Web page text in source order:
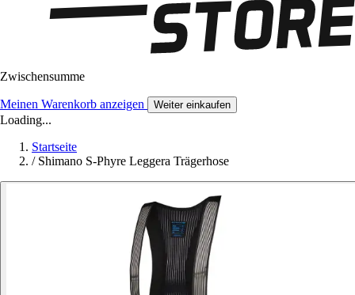
Zwischensumme
Meinen Warenkorb anzeigen Weiter einkaufen
Loading...
Startseite
/ Shimano S-Phyre Leggera Trägerhose